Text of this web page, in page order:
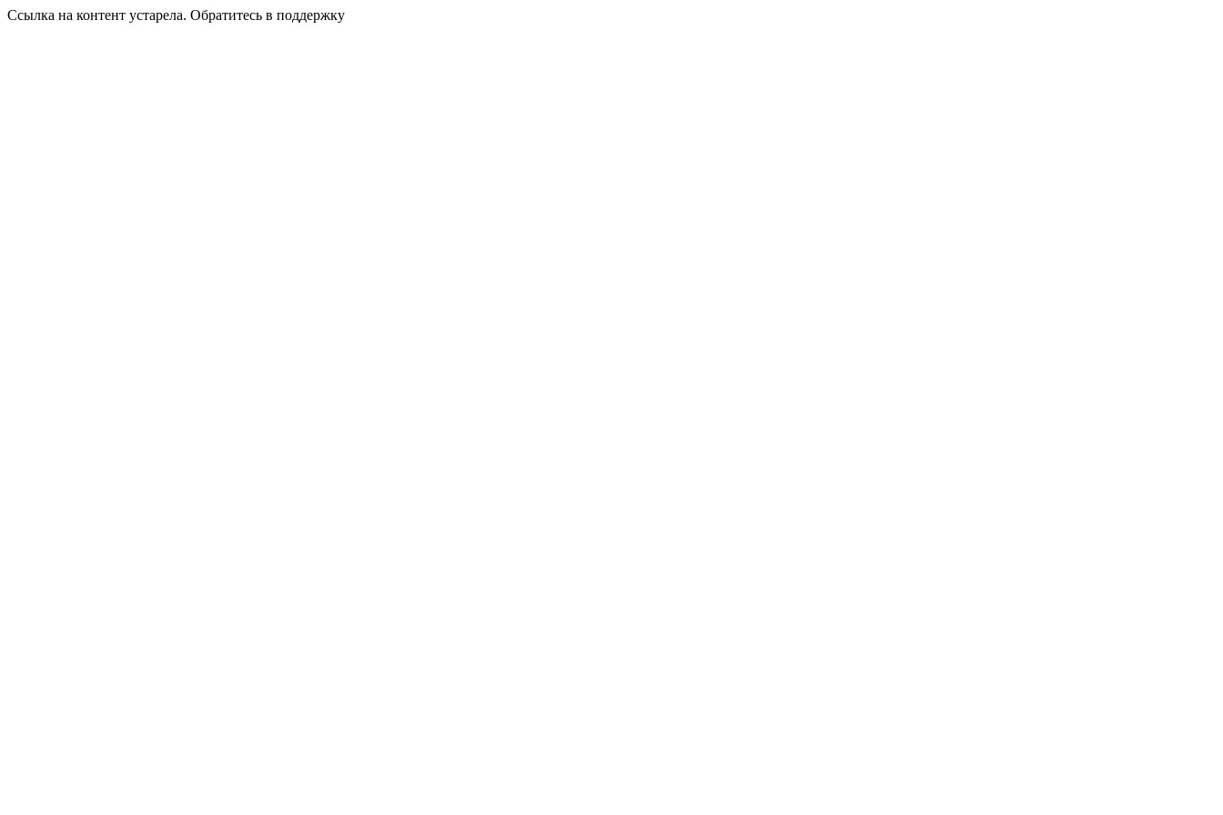
Ссылка на контент устарела. Обратитесь в поддержку